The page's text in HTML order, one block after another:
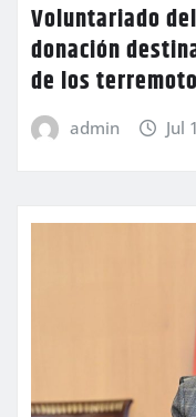
Voluntariado
donación
de los
admin Jul